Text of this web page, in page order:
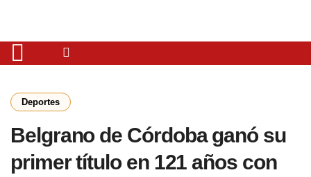
Deportes
Belgrano de Córdoba ganó su
primer título en 121 años con